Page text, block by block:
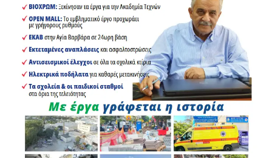
Ταυτόχρονα, στο τέρμα της οδού Ακροπόλεως στο
Χαϊδάρι, βρέθηκε αντιπροσωπεία του ΚΚΕ με
επικεφαλής τον Νίκο Καραγιάννη, μέλος της ΚΕΟΕ.
Επί ποδός ήταν και η αγωνιστική αρχή του Δήμου
Χαϊδαρίου, με επικεφαλής τον αντιδήμαρχο Κώστα
Σταθά.
Η βουλευτής του ΚΚΕ Β. Δάγκα και η Αντιδήμαρχος
Κοινωνικής Μέριμνας και Αλληλεγγύης Ναουάφ
Δαουάχερ βρέθηκαν στο Ψυχιατρικό Νοσοκομείο. Σε
δήλωση της, από το σημείο η Β. Δάγκα σημείωσε:
«Βρισκόμαστε στο πρώην Ψυχιατρικό Νοσοκομείο